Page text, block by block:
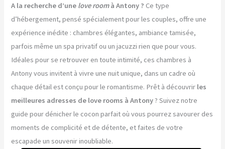
A la recherche d’une love roomà Antony ? Ce type
d’hébergement, pensé spécialement pour les couples, offre une
expérience inédite : chambres élégantes, ambiance tamisée,
parfois même un spa privatif ou un jacuzzi rien que pour vous.
Idéales pour se retrouver en toute intimité, ces chambres à
Antony vous invitent à vivre une nuit unique, dans un cadre où
chaque détail est conçu pour le romantisme. Prêt à découvrir les
meilleures adresses de love rooms à Antony? Suivez notre
guide pour dénicher le cocon parfait où vous pourrez savourer des
moments de complicité et de détente, et faites de votre
escapade un souvenir inoubliable.